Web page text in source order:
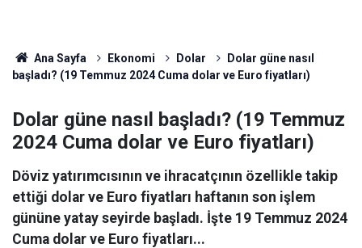
Ana Sayfa Ekonomi Dolar
Dolar güne nasıl
başladı? (19 Temmuz 2024 Cuma dolar ve Euro fiyatları)
Dolar güne nasıl başladı? (19 Temmuz
2024 Cuma dolar ve Euro fiyatları)
Döviz yatırımcısının ve ihracatçının özellikle takip
ettiği dolar ve Euro fiyatları haftanın son işlem
gününe yatay seyirde başladı. İşte 19 Temmuz 2024
Cuma dolar ve Euro fiyatları...